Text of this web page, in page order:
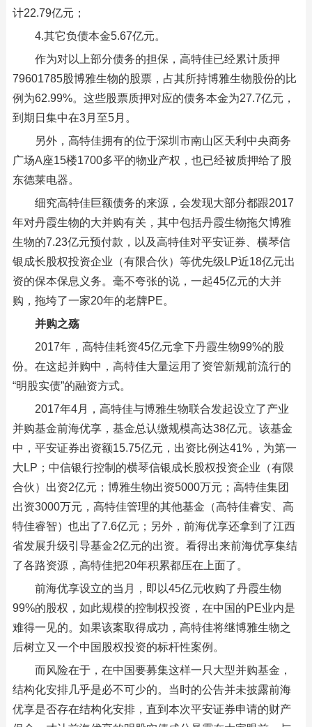
计22.79亿元；
4.其它负债本金5.67亿元。
作为对以上部分债务的担保，高特佳已经累计质押
79601785股博雅生物的股票，占其所持博雅生物股份的比
例为62.99%。这些股票质押对应的债务本金为27.7亿元，
到期日集中在3月至5月。
另外，高特佳拥有的位于深圳市南山区天利中央商务
广场A座15楼1700多平的物业产权，也已经被质押给了股
东德莱电器。
细究高特佳巨额债务的来源，会发现大部分都跟2017
年对丹霞生物的大并购有关，其中包括丹霞生物拖欠博雅
生物的7.23亿元预付款，以及高特佳对平安证券、横琴信
银成长股权投资企业（有限合伙）等优先级LP近18亿元出
资的保本保息义务。毫不夸张的说，一起45亿元的大并
购，拖垮了一家20年的老牌PE。
并购之殇
2017年，高特佳耗资45亿元拿下丹霞生物99%的股
份。在这起并购中，高特佳大量运用了资管新规前流行的
“明股实债”的融资方式。
2017年4月，高特佳与博雅生物联合发起设立了产业
并购基金前海优享，基金总认缴规模高达38亿元。该基金
中，平安证券出资额15.75亿元，出资比例达41%，为第一
大LP；中信银行控制的横琴信银成长股权投资企业（有限
合伙）出资2亿元；博雅生物出资5000万元；高特佳集团
出资3000万元，高特佳管理的其他基金（高特佳睿安、高
特佳睿智）也出了7.6亿元；另外，前海优享还拿到了江西
省发展升级引导基金2亿元的出资。看得出来前海优享集结
了各路资源，高特佳把20年积累都压在上面了。
前海优享设立的当月，即以45亿元收购了丹霞生物
99%的股权，如此规模的控制权投资，在中国的PE业内是
难得一见的。如果该案取得成功，高特佳将继博雅生物之
后树立又一个中国股权投资的标杆性案例。
而风险在于，在中国要募集这样一只大型并购基金，
结构化安排几乎是必不可少的。当时的公告并未披露前海
优享是否存在结构化安排，直到本次平安证券申请的财产